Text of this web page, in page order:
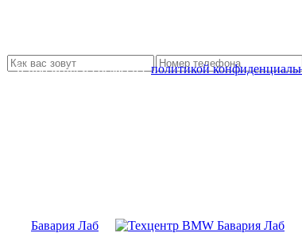
Я прочитал и согласен сполитикой
Бавария Лаб